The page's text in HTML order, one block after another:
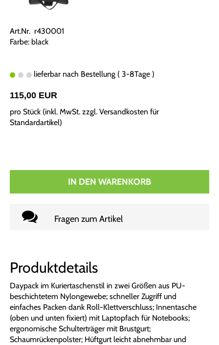
Art.Nr. r430001
Farbe: black
lieferbar nach Bestellung ( 3-8Tage )
115,00 EUR
pro Stück (inkl. MwSt. zzgl. Versandkosten für
Standardartikel)
IN DEN WARENKORB
Fragen zum Artikel
Produktdetails
Daypack im Kuriertaschenstil in zwei Größen aus PU-
beschichtetem Nylongewebe; schneller Zugriff und
einfaches Packen dank Roll-Klettverschluss; Innentasche
(oben und unten fixiert) mit Laptopfach für Notebooks;
ergonomische Schulterträger mit Brustgurt;
Schaumrückenpolster; Hüftgurt leicht abnehmbar und